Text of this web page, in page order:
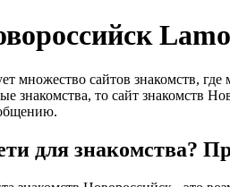
множество сайтов знакомств,
знакомства, то сайт знакомств
для знакомства?